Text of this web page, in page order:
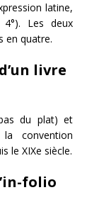
latine,
Les deux
en quatre.
livre
du plat) et
la convention
le XIXe siècle.
folio